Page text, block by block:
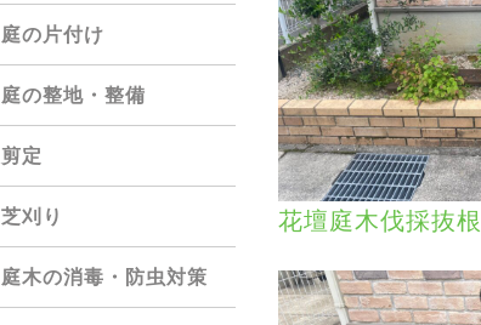
庭の⽚付け
庭の整地・整備
剪定
芝刈り
庭⽊の消毒・防⾍対策
花壇庭木伐採抜